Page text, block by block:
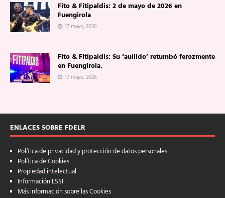
Fito & Fitipaldis: 2 de mayo de 2026 en
Fuengirola
17 mayo, 2026
Fito & Fitipaldis: Su ‘aullido’ retumbó ferozmente
en Fuengirola.
17 mayo, 2026
ENLACES SOBRE FDELR
Política de privacidad y protección de datos personales
Política de Cookies
Propiedad intelectual
Información LSSI
Más información sobre las Cookies